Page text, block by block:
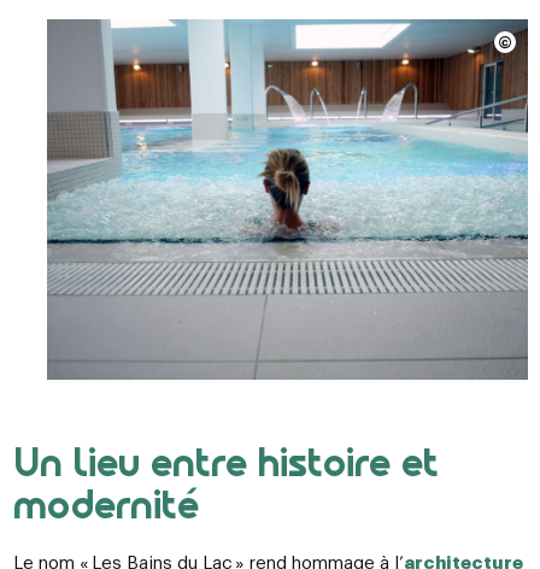
Un lieu entre histoire et
modernité
Le nom « Les Bains du Lac » rend hommage à l’architecture